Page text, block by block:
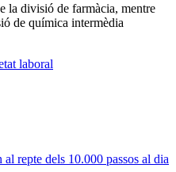
la divisió de farmàcia, mentre
de química intermèdia
laboral
repte dels 10.000 passos al dia